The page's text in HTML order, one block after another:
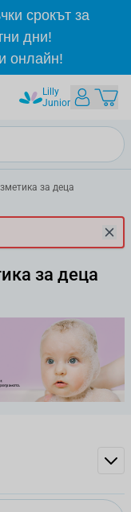
срокът за
дни!
онлайн!
Lilly
Junior
за деца
за деца